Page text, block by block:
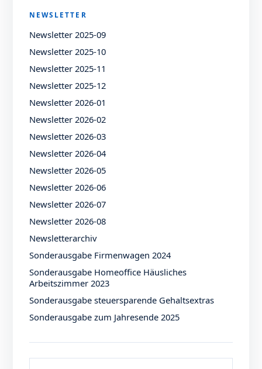
NEWSLETTER
Newsletter 2025-09
Newsletter 2025-10
Newsletter 2025-11
Newsletter 2025-12
Newsletter 2026-01
Newsletter 2026-02
Newsletter 2026-03
Newsletter 2026-04
Newsletter 2026-05
Newsletter 2026-06
Newsletter 2026-07
Newsletter 2026-08
Newsletterarchiv
Sonderausgabe Firmenwagen 2024
Sonderausgabe Homeoffice Häusliches
Arbeitszimmer 2023
Sonderausgabe steuersparende Gehaltsextras
Sonderausgabe zum Jahresende 2025